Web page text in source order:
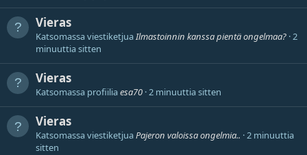
Vieras
Katsomassa viestiketjuaIlmastoinnin kanssa pientä ongelmaa? 2
minuuttia sitten
Vieras
Katsomassa profiiliaesa70 2 minuuttia sitten
Vieras
Katsomassa viestiketjuaPajeron valoissa ongelmia.. 2 minuuttia
sitten